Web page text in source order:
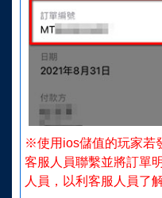
※使用ios儲值的玩家若
客服人員聯繫並將訂單
人員，以利客服人員了